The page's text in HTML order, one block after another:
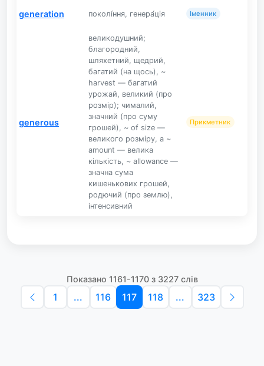
generation поколі́ння, генера́ція Іменник
generous
великодушний;
благородний,
шляхетний, щедрий,
багатий (на щось), ~
harvest — багатий
урожай, великий (про
розмір); чималий,
значний (про суму
грошей), ~ of size —
великого розміру, a ~
amount — велика
кількість, ~ allowance —
значна сума
кишенькових грошей,
родючий (про землю),
інтенсивний
Прикметник
Показано 1161-1170 з 3227 слів
1 ... 116 117 118 ... 323